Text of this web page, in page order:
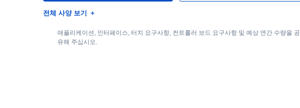
전체 사양 보기
애플리케이션, 인터페이스, 터치 요구사항, 컨트롤러 보드 요구사항 및 예상 연간 수량을 공
유해 주십시오.